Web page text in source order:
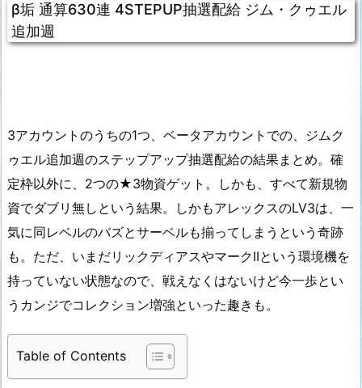
β垢 通算630連 4STEPUP抽選配給 ジム・クゥエル
追加週
3アカウントのうちの1つ、ベータアカウントでの、ジムク
ゥエル追加週のステップアップ抽選配給の結果まとめ。確
定枠以外に、2つの★3物資ゲット。しかも、すべて新規物
資でダブリ無しという結果。しかもアレックスのLV3は、一
気に同レベルのバズとサーベルも揃ってしまうという奇跡
も。ただ、いまだリックディアスやマークIIという環境機を
持っていない状態なので、戦えなくはないけど今一歩とい
うカンジでコレクション増強といった趣きも。
Table of Contents